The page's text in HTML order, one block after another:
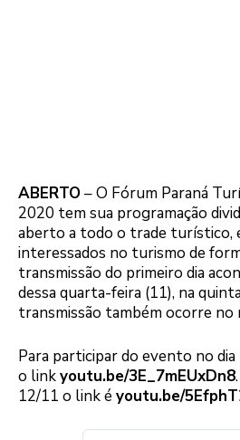
ABERTO– O Fórum Paraná
2020 tem sua programação
aberto a todo o trade turístico,
interessados no turismo de
transmissão do primeiro dia
dessa quarta-feira (11), na
transmissão também ocorre no
Para participar do evento no
o linkyoutu.be/3E_7mEUxDn8
12/11 o link é youtu.be/